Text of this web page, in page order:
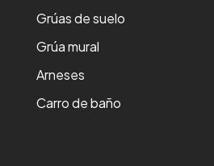
Grúas de suelo
Grúa mural
Arneses
Carro de baño